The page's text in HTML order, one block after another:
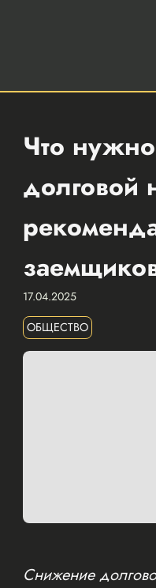
Что
долговой
17.04.2025
ОБЩЕСТВО
Снижение